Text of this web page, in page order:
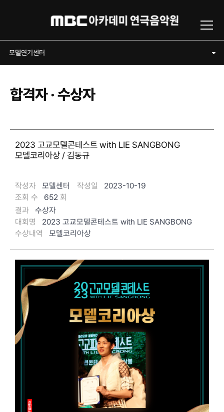
모델연기센터
합격자 · 수상자
2023 고교모델콘테스트 with LIE SANGBONG
모델코리아상 / 김동규
작성자 모델센터 작성일
2023-10-19
조회 수
652 회
결과
수상자
대회명
2023 고교모델콘테스트 with LIE SANGBONG
수상내역
모델코리아상